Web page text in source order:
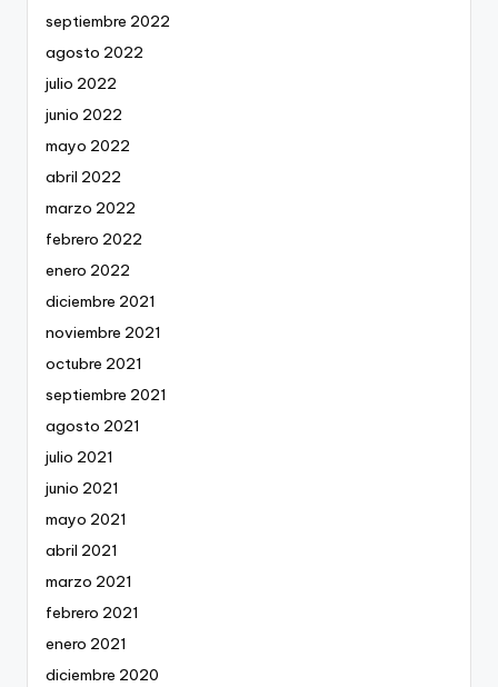
septiembre 2022
agosto 2022
julio 2022
junio 2022
mayo 2022
abril 2022
marzo 2022
febrero 2022
enero 2022
diciembre 2021
noviembre 2021
octubre 2021
septiembre 2021
agosto 2021
julio 2021
junio 2021
mayo 2021
abril 2021
marzo 2021
febrero 2021
enero 2021
diciembre 2020